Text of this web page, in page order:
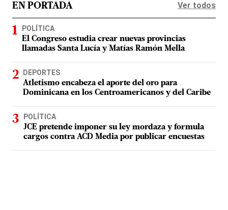
EN PORTADA Ver todos
POLÍTICA
El Congreso estudia crear nuevas provincias
llamadas Santa Lucía y Matías Ramón Mella
DEPORTES
Atletismo encabeza el aporte del oro para
Dominicana en los Centroamericanos y del Caribe
POLÍTICA
JCE pretende imponer su ley mordaza y formula
cargos contra ACD Media por publicar encuestas